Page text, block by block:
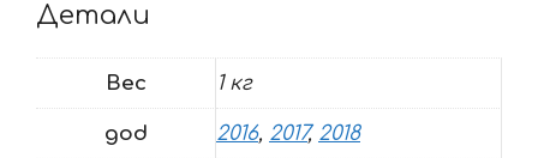
Детали
Вес 1 кг
god 2016, 2017, 2018